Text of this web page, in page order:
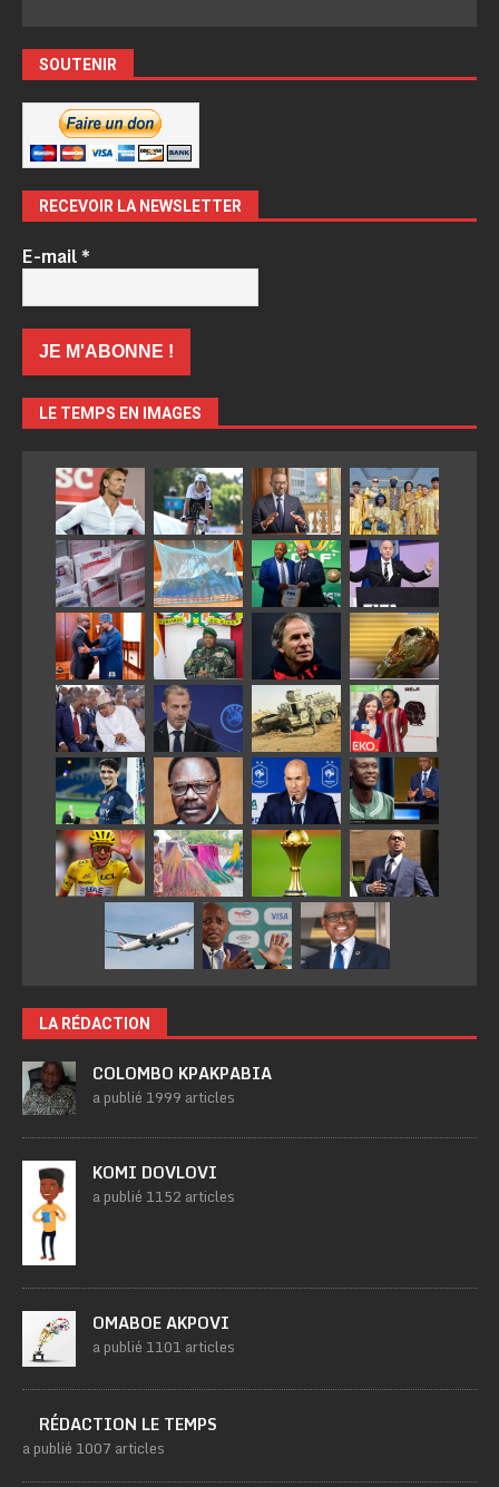
SOUTENIR
RECEVOIR LA NEWSLETTER
E-mail*
LE TEMPS EN IMAGES
LA RÉDACTION
COLOMBO KPAKPABIA
a publié 1999 articles
KOMI DOVLOVI
a publié 1152 articles
OMABOE AKPOVI
a publié 1101 articles
RÉDACTION LE TEMPS
a publié 1007 articles